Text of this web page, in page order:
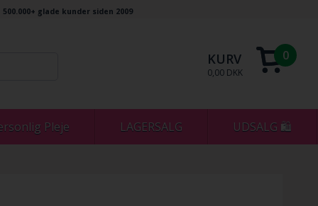
500.000+ glade kunder siden 2009
KURV
0,00 DKK
0
Pleje LAGERSALG UDSALG 🛍